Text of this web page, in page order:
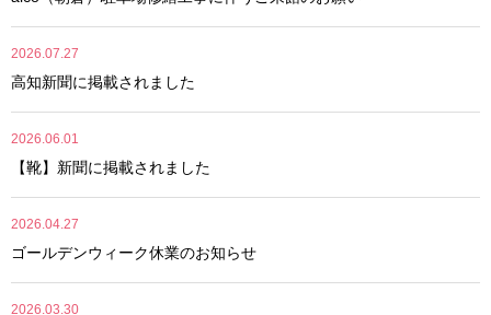
2026.07.27
高知新聞に掲載されました
2026.06.01
【靴】新聞に掲載されました
2026.04.27
ゴールデンウィーク休業のお知らせ
2026.03.30